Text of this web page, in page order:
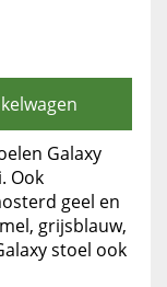
Galaxy
Ook
geel en
grijsblauw,
stoel ook